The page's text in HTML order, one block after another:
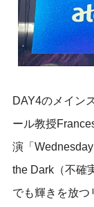
DAY4のメイン
ール教授
演「
the Dark（不確
でも輝きを放つ